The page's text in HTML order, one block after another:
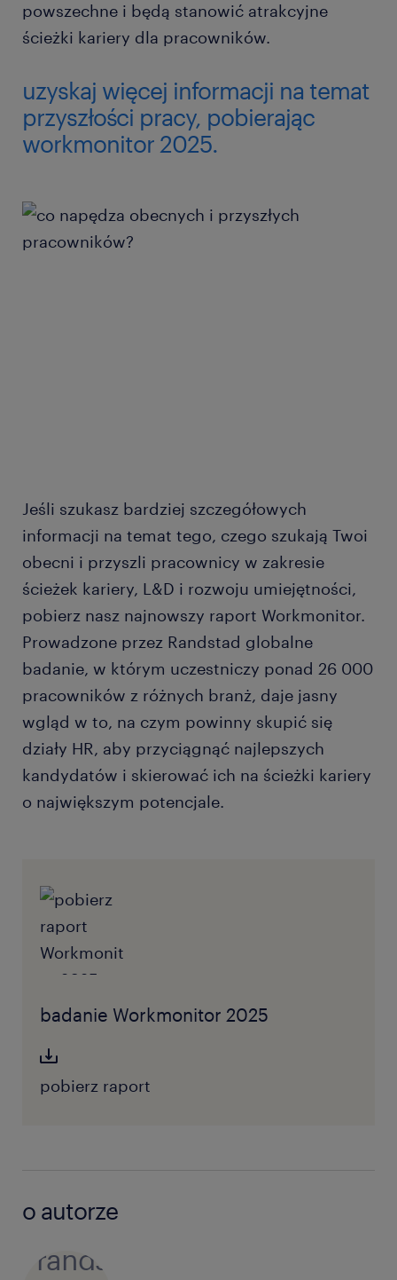
powszechne i będą stanowić atrakcyjne
ścieżki kariery dla pracowników.
uzyskaj więcej informacji na temat
przyszłości pracy, pobierając
workmonitor 2025.
Jeśli szukasz bardziej szczegółowych
informacji na temat tego, czego szukają Twoi
obecni i przyszli pracownicy w zakresie
ścieżek kariery, L&D i rozwoju umiejętności,
pobierz nasz najnowszy raport Workmonitor.
Prowadzone przez Randstad globalne
badanie, w którym uczestniczy ponad 26 000
pracowników z różnych branż, daje jasny
wgląd w to, na czym powinny skupić się
działy HR, aby przyciągnąć najlepszych
kandydatów i skierować ich na ścieżki kariery
o największym potencjale.
badanie Workmonitor 2025
pobierz raport
o autorze